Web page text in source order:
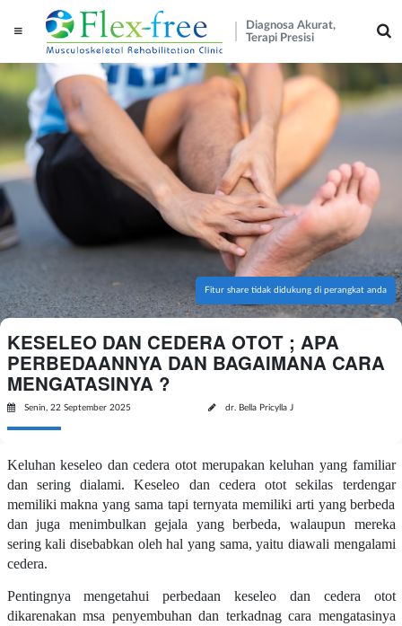
Diagnosa Akurat,
Terapi Presisi
Fitur share tidak didukung di perangkat anda
KESELEO DAN CEDERA OTOT ; APA
PERBEDAANNYA DAN BAGAIMANA CARA
MENGATASINYA ?
Senin, 22 September 2025 dr. Bella Pricylla J
Keluhan keseleo dan cedera otot merupakan keluhan yang familiar
dan sering dialami. Keseleo dan cedera otot sekilas terdengar
memiliki makna yang sama tapi ternyata memiliki arti yang berbeda
dan juga menimbulkan gejala yang berbeda, walaupun mereka
sering kali disebabkan oleh hal yang sama, yaitu diawali mengalami
cedera.
Pentingnya mengetahui perbedaan keseleo dan cedera otot
dikarenakan msa penyembuhan dan terkadnag cara mengatasinya